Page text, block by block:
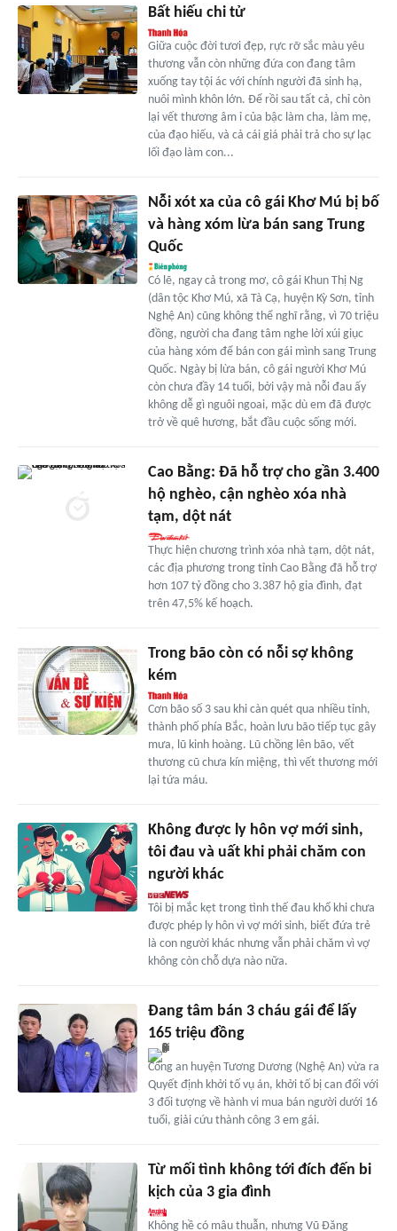
Bất hiếu chi tử
Giữa cuộc đời tươi đẹp, rực rỡ sắc màu yêu
thương vẫn còn những đứa con đang tâm
xuống tay tội ác với chính người đã sinh hạ,
nuôi mình khôn lớn. Để rồi sau tất cả, chỉ còn
lại vết thương âm ỉ của bậc làm cha, làm mẹ,
của đạo hiếu, và cả cái giá phải trả cho sự lạc
lối đạo làm con...
Nỗi xót xa của cô gái Khơ Mú bị bố
và hàng xóm lừa bán sang Trung
Quốc
Có lẽ, ngay cả trong mơ, cô gái Khun Thị Ng
(dân tộc Khơ Mú, xã Tà Cạ, huyện Kỳ Sơn, tỉnh
Nghệ An) cũng không thể nghĩ rằng, vì 70 triệu
đồng, người cha đang tâm nghe lời xúi giục
của hàng xóm để bán con gái mình sang Trung
Quốc. Ngày bị lừa bán, cô gái người Khơ Mú
còn chưa đầy 14 tuổi, bởi vậy mà nỗi đau ấy
không dễ gì nguôi ngoai, mặc dù em đã được
trở về quê hương, bắt đầu cuộc sống mới.
Cao Bằng: Đã hỗ trợ cho gần 3.400
hộ nghèo, cận nghèo xóa nhà
tạm, dột nát
Thực hiện chương trình xóa nhà tạm, dột nát,
các địa phương trong tỉnh Cao Bằng đã hỗ trợ
hơn 107 tỷ đồng cho 3.387 hộ gia đình, đạt
trên 47,5% kế hoạch.
Trong bão còn có nỗi sợ không
kém
Cơn bão số 3 sau khi càn quét qua nhiều tỉnh,
thành phố phía Bắc, hoàn lưu bão tiếp tục gây
mưa, lũ kinh hoàng. Lũ chồng lên bão, vết
thương cũ chưa kín miệng, thì vết thương mới
lại tứa máu.
Không được ly hôn vợ mới sinh,
tôi đau và uất khi phải chăm con
người khác
Tôi bị mắc kẹt trong tình thế đau khổ khi chưa
được phép ly hôn vì vợ mới sinh, biết đứa trẻ
là con người khác nhưng vẫn phải chăm vì vợ
không còn chỗ dựa nào nữa.
Đang tâm bán 3 cháu gái để lấy
165 triệu đồng
Công an huyện Tương Dương (Nghệ An) vừa ra
Quyết định khởi tố vụ án, khởi tố bị can đối với
3 đối tượng về hành vi mua bán người dưới 16
tuổi, giải cứu thành công 3 em gái.
Từ mối tình không tới đích đến bi
kịch của 3 gia đình
Không hề có mâu thuẫn, nhưng Vũ Đăng